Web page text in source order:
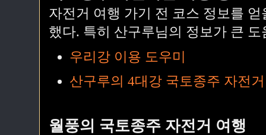
자전거 여행 가기 전 코스 정보를
했다. 특히 산구루님의 정보가 큰 도
우리강 이용 도우미
산구루의 4대강 국토종주 자전
월풍의 국토종주 자전거 여행